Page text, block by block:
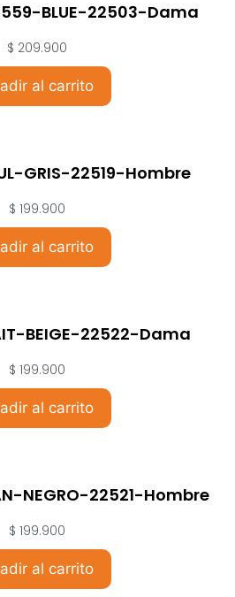
BLUE-22503-Dama
$ 209.900
al carrito
GRIS-22519-Hombre
$ 199.900
al carrito
BEIGE-22522-Dama
$ 199.900
al carrito
NEGRO-22521-Hombre
$ 199.900
al carrito